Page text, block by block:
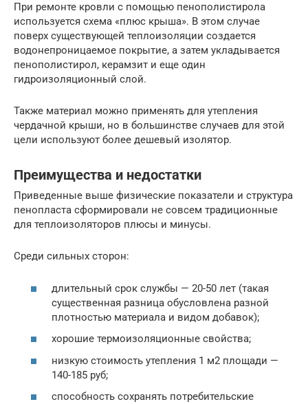
При ремонте кровли с помощью пенополистирола
используется схема «плюс крыша». В этом случае
поверх существующей теплоизоляции создается
водонепроницаемое покрытие, а затем укладывается
пенополистирол, керамзит и еще один
гидроизоляционный слой.
Также материал можно применять для утепления
чердачной крыши, но в большинстве случаев для этой
цели используют более дешевый изолятор.
Преимущества и недостатки
Приведенные выше физические показатели и структура
пенопласта сформировали не совсем традиционные
для теплоизоляторов плюсы и минусы.
Среди сильных сторон:
длительный срок службы — 20-50 лет (такая
существенная разница обусловлена разной
плотностью материала и видом добавок);
хорошие термоизоляционные свойства;
низкую стоимость утепления 1 м2 площади —
140-185 руб;
способность сохранять потребительские